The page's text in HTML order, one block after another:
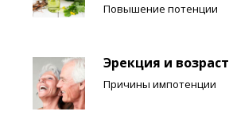
Повышение потенции
Эрекция и возраст
Причины импотенции